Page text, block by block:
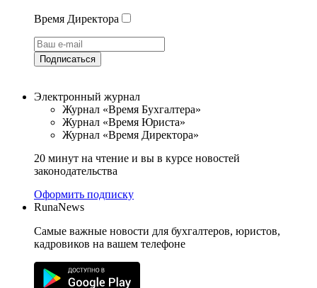
Время Директора
Подписаться
Электронный журнал
Журнал «Время Бухгалтера»
Журнал «Время Юриста»
Журнал «Время Директора»
20 минут на чтение и вы в курсе новостей
законодательства
Оформить подписку
RunaNews
Самые важные новости для бухгалтеров, юристов,
кадровиков на вашем телефоне